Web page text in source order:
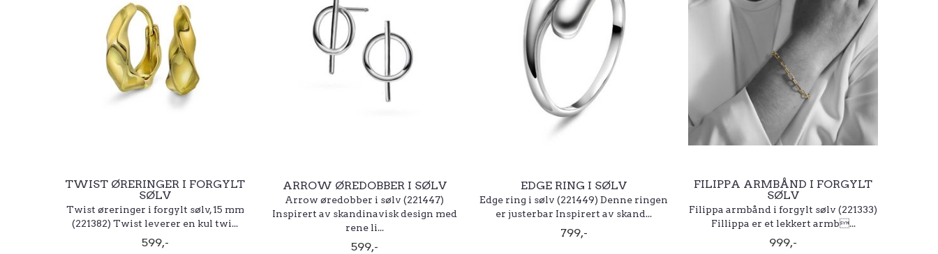
TWIST ØRERINGER I FORGYLT
SØLV
Twist øreringer i forgylt sølv, 15 mm
(221382) Twist leverer en kul twi...
599,-
ARROW ØREDOBBER I SØLV
Arrow øredobber i sølv (221447)
Inspirert av skandinavisk design med
rene li...
599,-
EDGE RING I SØLV
Edge ring i sølv (221449) Denne ringen
er justerbar Inspirert av skand...
799,-
FILIPPA ARMBÅND I FORGYLT
SØLV
Filippa armbånd i forgylt sølv (221333)
Fillippa er et lekkert armb...
999,-